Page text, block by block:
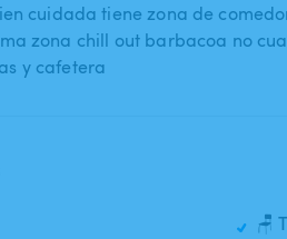
cuidada tiene zona de
zona chill out barbacoa no
y cafetera
🪑